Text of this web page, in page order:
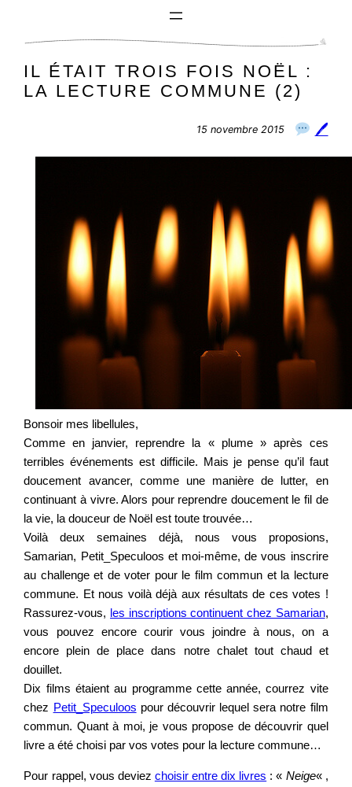
IL ÉTAIT TROIS FOIS NOËL :
LA LECTURE COMMUNE (2)
15 novembre 2015 🖊
Bonsoir mes libellules,
Comme en janvier, reprendre la « plume » après ces
terribles événements est difficile. Mais je pense qu’il faut
doucement avancer, comme une manière de lutter, en
continuant à vivre. Alors pour reprendre doucement le fil de
la vie, la douceur de Noël est toute trouvée…
Voilà deux semaines déjà, nous vous proposions,
Samarian, Petit_Speculoos et moi-même, de vous inscrire
au challenge et de voter pour le film commun et la lecture
commune. Et nous voilà déjà aux résultats de ces votes !
Rassurez-vous, les inscriptions continuent chez Samarian,
vous pouvez encore courir vous joindre à nous, on a
encore plein de place dans notre chalet tout chaud et
douillet.
Dix films étaient au programme cette année, courrez vite
chez Petit_Speculoos pour découvrir lequel sera notre film
commun. Quant à moi, je vous propose de découvrir quel
livre a été choisi par vos votes pour la lecture commune…
Pour rappel, vous deviez choisir entre dix livres : « Neige« ,